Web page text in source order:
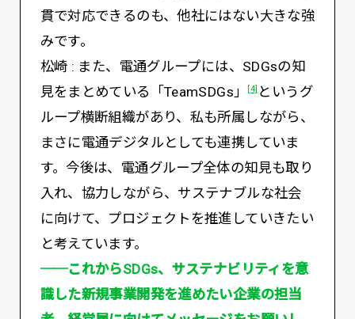
貫で対応できるのも、他社にはない大きな強
みです。
松崎 : また、電通グループには、SDGsの知
見をまとめている「TeamSDGs」
[4] というグ
ループ横断組織があり、私も所属しながら、
まさに電通デジタルとしても連携していま
す。今後は、電通グループ全体の知見も取り
入れ、協力しながら、サステナブルな社会
に向けて、プロジェクトを推進していきたい
と考えています。
──これからSDGs、サステナビリティを意
識した新規事業開発を進めたい企業の担当